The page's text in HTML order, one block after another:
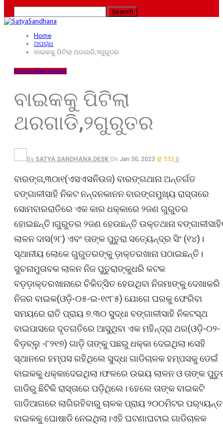
Home
ଅପରାଧ
ବାଇକକୁ ପିଟିଲା ଥରଗାଡି,୨ଗୁରୁତର
ଅପରାଧଓଡ଼ିଶାମହାନଗର
ବାଇକକୁ ପିଟିଲା
ଥରଗାଡି,୨ଗୁରୁତର
By SATYA SANDHANA DESK On Jan 30, 2023 532 0
ବାରଙ୍ଗ,୩୦ା୧(ଏସଏସନିଉଜ) ବାରଙ୍ଗଥାନା ଅନ୍ତର୍ଗତ
ବଙ୍ଗାଳୀସାହି ନିକଟ ନନ୍ଦନକାନନ ବାରଙ୍ଗମୁଖ୍ୟ ରାସ୍ତାରେ
ସୋମବାରରାତିରେ ଏକ କାର ଧକ୍କାରେ ୨ଜଣ ଗୁରୁତର
ହୋଇଛନ୍ତି।ଗୁରୁତର ୨ଜଣ ହେଉଛନ୍ତି ଉକ୍ତଥାନା
ଲାଳନ ଦାସ(୨୮) ଏବଂ ତାଙ୍କ ପୁତୁରା ସତ୍ୟେନ୍ଦ୍ର ସିଂ (୧୪)।
ସ୍ଥାନୀୟ ଲୋକେ ଗୁରୁତରଙ୍କୁ ଡ଼ାକ୍ତରଖାନା ପଠାଇଛନ୍ତି।
ସୁଚନାମୁତାବକ ଲାଳନ ନିଜ ପୁତୁରାଙ୍କୁଧରି କଟକ
ବଡ଼ଡ଼ାକ୍ତରଖାନାରେ ଚିକିତ୍ସିତ ହେଉଥିବା ନିଜମାଙ୍କୁ ଦେଖାକରି
ନିଜର ବାଇକ(ଓଡ଼ି-୦୫-ଇ-୧୯୮୫) ଯୋଗେ ଘରକୁ ଫେରିବା
ସମୟରେ ରାତି ପ୍ରାୟ ୭.୩୦ ସୁଦ୍ଧା ବଙ୍ଗାଳୀସାହି ନିକଟସ୍ଥ
ବାଇପାସରେ ଦୃତଗତିରେ ଆସୁଥିବା ଏକ ମହିନ୍ଦ୍ରା ଥର(ଓଡ଼ି-୦୨-
ବିଡ଼ବ୍ଲୁ -୮୨୧୭) ଗାଡ଼ି ତାଙ୍କୁ ପଛରୁ ଧକ୍କା ଦେଇଥିଲା।ସେହି
ସ୍ଥାନରେ ହମ୍ପସ ରହିଥିଲେ ସୁଦ୍ଧା ଗାଡିଚାଳକ ହମ୍ପସକୁ ଡେଇଁ
ବାଇକକୁ ଧକ୍କାଦେଇଥିଲା।ଫଳରେ ଉଭୟ ଲାଳନ ଓ ତାଙ୍କ
ଗାଡିରୁ ଛିଟିକି ରାସ୍ତାରେ ପଡ଼ିଥିଲେ। ହେଲେ ତାଙ୍କ ବାଇକଟି
ଗାଡିଆଗରେ ଲାଗିରହିବାରୁ ଚାଳକ ପ୍ରାୟ ୨୦୦ମିଟର ପର‌୍ୟ୍ୟନ୍ତ
ବାଇକକୁ ଘୋଷାଡି ନେଇଥିଲା।ଏହି ଘଟଣାଘଟାଇ ଗାଡିଚାଳକ